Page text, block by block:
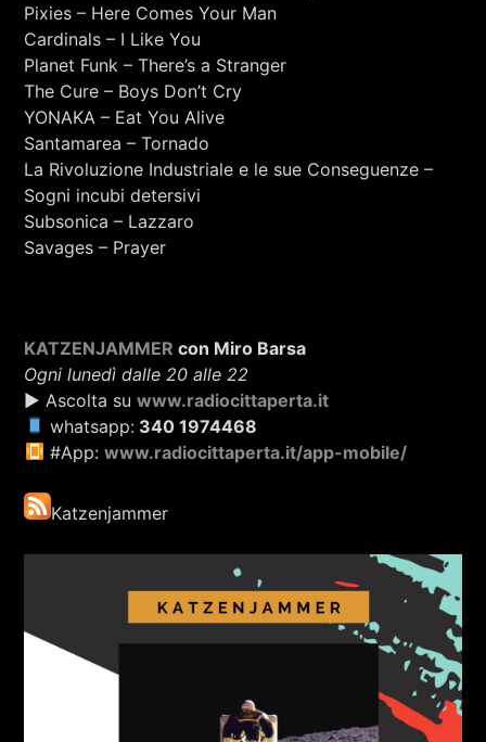
Sostieni Radio Città Aperta
Pixies – Here Comes Your Man
Cardinals – I Like You
Planet Funk – There’s a Stranger
The Cure – Boys Don’t Cry
YONAKA – Eat You Alive
Santamarea – Tornado
La Rivoluzione Industriale e le sue Conseguenze –
Sogni incubi detersivi
Subsonica – Lazzaro
Savages – Prayer
KATZENJAMMER con Miro Barsa
Ogni lunedì dalle 20 alle 22
▶ Ascolta suwww.radiocittaperta.it
whatsapp:340 1974468
#App: www.radiocittaperta.it/app-mobile/
Katzenjammer